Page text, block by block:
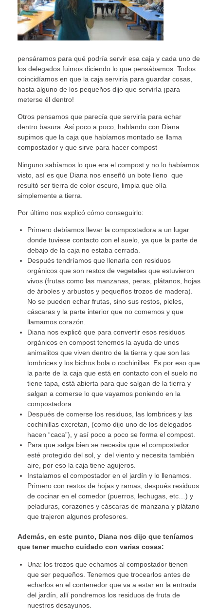
pensáramos para qué podría servir esa caja y cada uno de
los delegados fuimos diciendo lo que pensábamos. Todos
coincidíamos en que la caja serviría para guardar cosas,
hasta alguno de los pequeños dijo que serviría ¡para
meterse él dentro!
Otros pensamos que parecía que serviría para echar
dentro basura. Así poco a poco, hablando con Diana
supimos que la caja que habíamos montado se llama
compostador y que sirve para hacer compost
Ninguno sabíamos lo que era el compost y no lo habíamos
visto, así es que Diana nos enseñó un bote lleno que
resultó ser tierra de color oscuro, limpia que olía
simplemente a tierra.
Por último nos explicó cómo conseguirlo:
Primero debíamos llevar la compostadora a un lugar
donde tuviese contacto con el suelo, ya que la parte de
debajo de la caja no estaba cerrada.
Después tendríamos que llenarla con residuos
orgánicos que son restos de vegetales que estuvieron
vivos (frutas como las manzanas, peras, plátanos, hojas
de árboles y arbustos y pequeños trozos de madera).
No se pueden echar frutas, sino sus restos, pieles,
cáscaras y la parte interior que no comemos y que
llamamos corazón.
Diana nos explicó que para convertir esos residuos
orgánicos en compost tenemos la ayuda de unos
animalitos que viven dentro de la tierra y que son las
lombrices y los bichos bola o cochinillas. Es por eso que
la parte de la caja que está en contacto con el suelo no
tiene tapa, está abierta para que salgan de la tierra y
salgan a comerse lo que vayamos poniendo en la
compostadora.
Después de comerse los residuos, las lombrices y las
cochinillas excretan, (como dijo uno de los delegados
hacen “caca”), y así poco a poco se forma el compost.
Para que salga bien se necesita que el compostador
esté protegido del sol, y del viento y necesita también
aire, por eso la caja tiene agujeros.
Instalamos el compostador en el jardín y lo llenamos.
Primero con restos de hojas y ramas, después residuos
de cocinar en el comedor (puerros, lechugas, etc…) y
peladuras, corazones y cáscaras de manzana y plátano
que trajeron algunos profesores.
Además, en este punto, Diana nos dijo que teníamos
que tener mucho cuidado con varias cosas:
Una: los trozos que echamos al compostador tienen
que ser pequeños. Tenemos que trocearlos antes de
echarlos en el contenedor que va a estar en la entrada
del jardín, allí pondremos los residuos de fruta de
nuestros desayunos.